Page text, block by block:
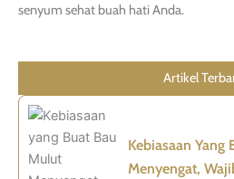
senyum sehat buah hati Anda.
Artikel
Kebiasaan Yang
Menyengat,